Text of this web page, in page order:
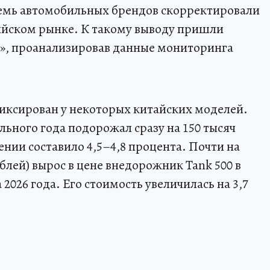
автомобильных брендов скорректировали
рынке. К такому выводу пришли
проанализировав данные мониторинга
у некоторых китайских моделей.
года подорожал сразу на 150 тысяч
составило 4,5–4,8 процента. Почти на
вырос в цене внедорожник Tank 500 в
года. Его стоимость увеличилась на 3,7